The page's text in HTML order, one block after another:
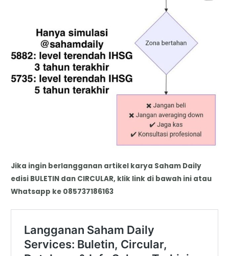
Jika ingin berlangganan artikel karya Saham Daily
edisi BULETIN dan CIRCULAR, klik link di bawah ini atau
Whatsapp ke 085737186163